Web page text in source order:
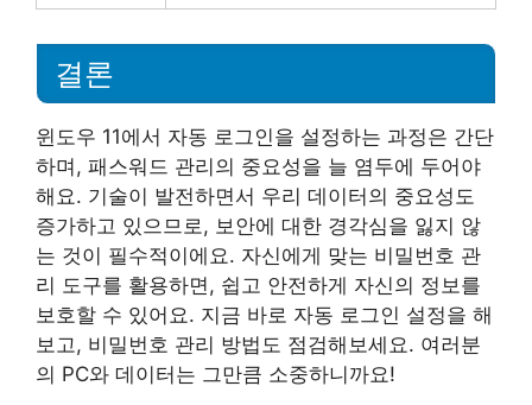
결론
윈도우 11에서 자동 로그인을 설정하는 과정은 간단
하며, 패스워드 관리의 중요성을 늘 염두에 두어야
해요. 기술이 발전하면서 우리 데이터의 중요성도
증가하고 있으므로, 보안에 대한 경각심을 잃지 않
는 것이 필수적이에요. 자신에게 맞는 비밀번호 관
리 도구를 활용하면, 쉽고 안전하게 자신의 정보를
보호할 수 있어요. 지금 바로 자동 로그인 설정을 해
보고, 비밀번호 관리 방법도 점검해보세요. 여러분
의 PC와 데이터는 그만큼 소중하니까요!